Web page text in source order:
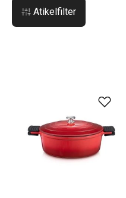
Atikelfilter